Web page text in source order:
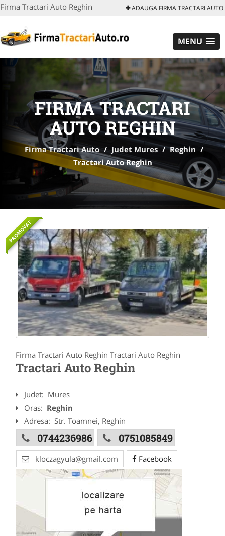
Firma Tractari Auto Reghin ADAUGA FIRMA TRACTARI AUTO
MENU
FIRMA TRACTARI
AUTO REGHIN
Firma Tractari Auto / Judet Mures / Reghin /
Tractari Auto Reghin
PROMOVAT
Firma Tractari Auto Reghin Tractari Auto Reghin
Tractari Auto Reghin
Judet: Mures
Oras: Reghin
Adresa: Str. Toamnei, Reghin
0744236986 0751085849
kloczagyula@gmail.com Facebook